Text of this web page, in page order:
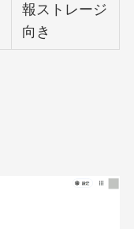
報ストレージ
向き